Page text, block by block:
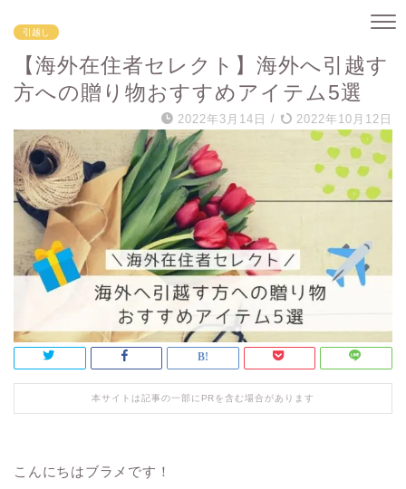
引越し
【海外在住者セレクト】海外へ引越す
方への贈り物おすすめアイテム5選
2022年3月14日 / 2022年10月12日
本サイトは記事の一部にPRを含む場合があります
こんにちはブラメです！